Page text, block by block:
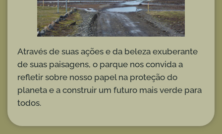
Através de suas ações e da beleza exuberante
de suas paisagens, o parque nos convida a
refletir sobre nosso papel na proteção do
planeta e a construir um futuro mais verde para
todos.